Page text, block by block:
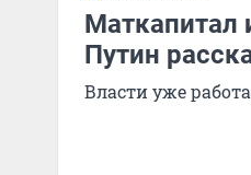
Маткапитал
Путин
Власти уже